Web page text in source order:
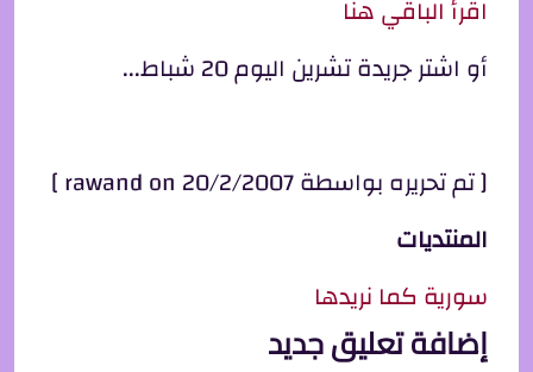
اقرأ الباقي هنا
أو اشتر جريدة تشرين اليوم 20 شباط...
[ تم تحريره بواسطة rawand on 20/2/2007 ]
المنتديات
سورية كما نريدها
إضافة تعليق جديد